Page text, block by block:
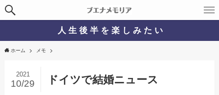
人 生 後 半 を 楽 し み た い
ホーム メモ
ドイツで結婚ニュース
2021
10/29